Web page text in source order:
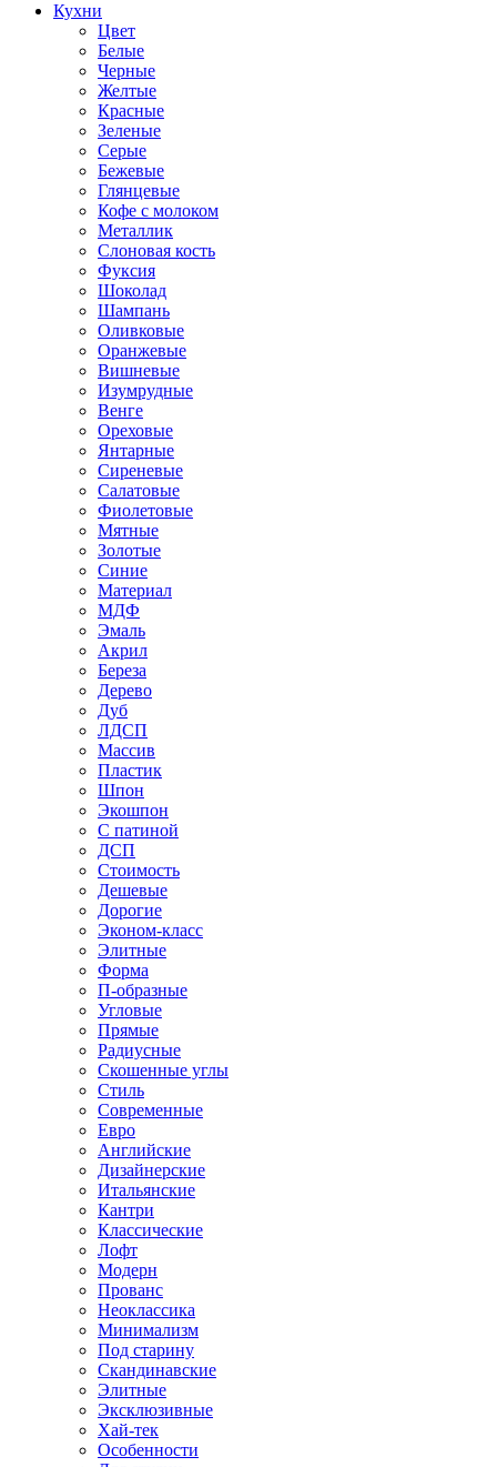
Кухни
Цвет
Белые
Черные
Желтые
Красные
Зеленые
Серые
Бежевые
Глянцевые
Кофе с молоком
Металлик
Слоновая кость
Фуксия
Шоколад
Шампань
Оливковые
Оранжевые
Вишневые
Изумрудные
Венге
Ореховые
Янтарные
Сиреневые
Салатовые
Фиолетовые
Мятные
Золотые
Синие
Материал
МДФ
Эмаль
Акрил
Береза
Дерево
Дуб
ЛДСП
Массив
Пластик
Шпон
Экошпон
С патиной
ДСП
Стоимость
Дешевые
Дорогие
Эконом-класс
Элитные
Форма
П-образные
Угловые
Прямые
Радиусные
Скошенные углы
Стиль
Современные
Евро
Английские
Дизайнерские
Итальянские
Кантри
Классические
Лофт
Модерн
Прованс
Неоклассика
Минимализм
Под старину
Скандинавские
Элитные
Эксклюзивные
Хай-тек
Особенности